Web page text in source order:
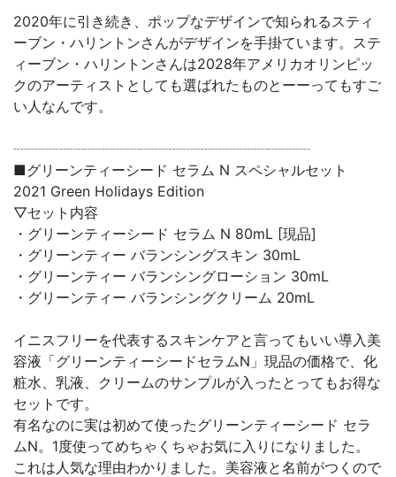
2020年に引き続き、ポップなデザインで知られるスティ
ーブン・ハリントンさんがデザインを手掛ています。ステ
ィーブン・ハリントンさんは2028年アメリカオリンピッ
クのアーティストとしても選ばれたものとーーってもすご
い人なんです。
┈┈┈┈┈┈┈┈┈┈┈┈┈┈┈┈┈┈┈┈┈
■グリーンティーシード セラム N スペシャルセット
2021 Green Holidays Edition
▽セット内容
・グリーンティーシード セラム N 80mL [現品]
・グリーンティー バランシングスキン 30mL
・グリーンティー バランシングローション 30mL
・グリーンティー バランシングクリーム 20mL
イニスフリーを代表するスキンケアと言ってもいい導入美
容液「グリーンティーシードセラムN」現品の価格で、化
粧水、乳液、クリームのサンプルが入ったとってもお得な
セットです。
有名なのに実は初めて使ったグリーンティーシード セラ
ムN。1度使ってめちゃくちゃお気に入りになりました。
これは人気な理由わかりました。美容液と名前がつくので